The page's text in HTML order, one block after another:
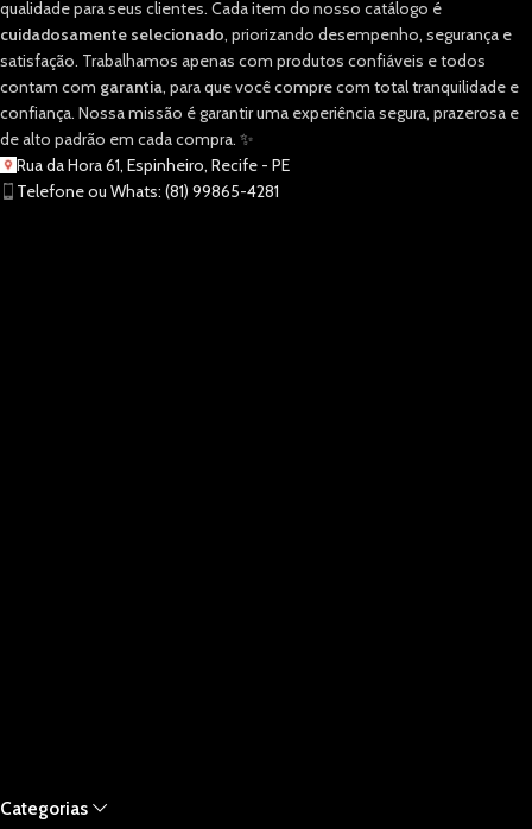
qualidade para seus clientes. Cada item do nosso catálogo é
cuidadosamente selecionado, priorizando desempenho, segurança e
satisfação. Trabalhamos apenas com produtos confiáveis e todos
contam com garantia, para que você compre com total tranquilidade e
confiança. Nossa missão é garantir uma experiência segura, prazerosa e
de alto padrão em cada compra. ✨
Rua da Hora 61, Espinheiro, Recife - PE
Telefone ou Whats: (81) 99865-4281
Categorias